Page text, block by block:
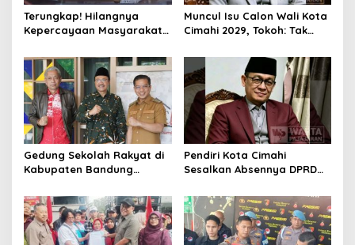
Terungkap! Hilangnya
Kepercayaan Masyarakat
Rebranding RSUD Cibabat
Muncul Isu Calon Wali Kota
Cimahi 2029, Tokoh: Tak
Legitimasi Parpol
Gedung Sekolah Rakyat di
Kabupaten Bandung
Siap Tampung Dua Ribu
Siswa
Pendiri Kota Cimahi
Sesalkan Absennya DPRD
Rebranding RSUD Cibabat